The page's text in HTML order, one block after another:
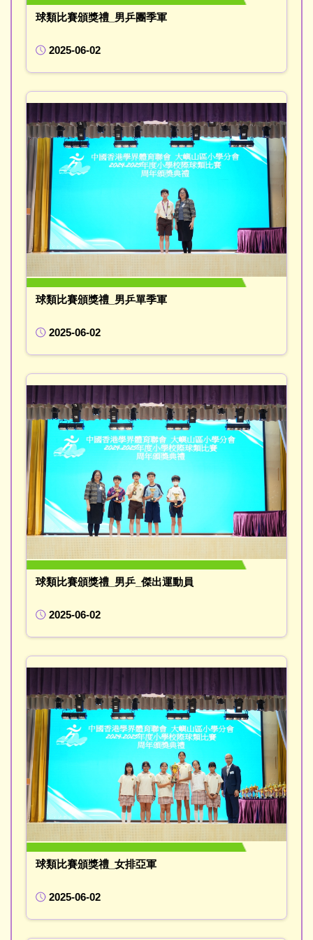
球類比賽頒獎禮_男乒團季軍
2025-06-02
球類比賽頒獎禮_男乒單季軍
2025-06-02
球類比賽頒獎禮_男乒_傑出運動員
2025-06-02
球類比賽頒獎禮_女排亞軍
2025-06-02